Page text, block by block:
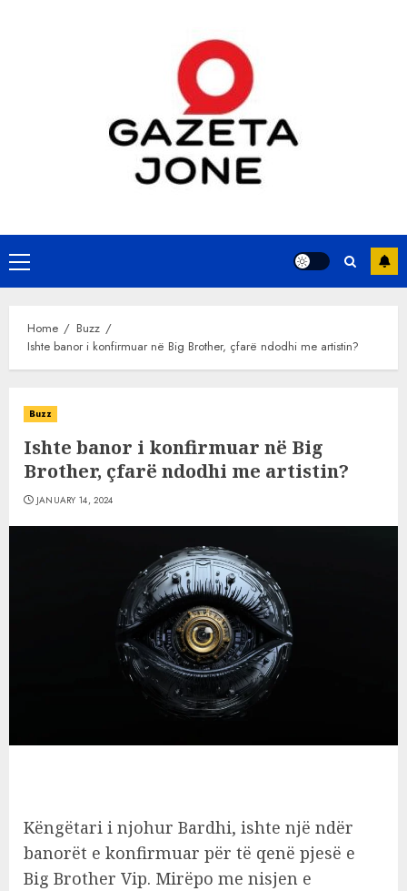
Primary
Menu
Home
Buzz
Ishte banor i konfirmuar në Big Brother, çfarë ndodhi me artistin?
Buzz
Ishte banor i konfirmuar në Big
Brother, çfarë ndodhi me artistin?
JANUARY 14, 2024
Këngëtari i njohur Bardhi, ishte një ndër
banorët e konfirmuar për të qenë pjesë e
Big Brother Vip. Mirëpo me nisjen e